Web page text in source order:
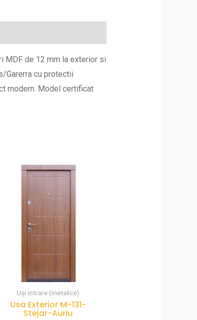
MDF de 12 mm la exterior si
Garerra cu protectii
modern. Model certificat
Uși intrare (metalice)
Usa Exterior M-131-
Stejar-Auriu